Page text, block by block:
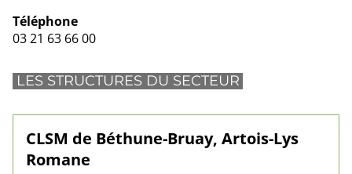
Téléphone
03 21 63 66 00
LES STRUCTURES DU SECTEUR
CLSM de Béthune-Bruay, Artois-Lys
Romane